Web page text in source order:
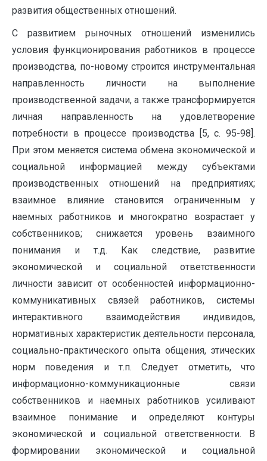
развития общественных отношений.
С развитием рыночных отношений изменились
условия функционирования работников в процессе
производства, по-новому строится инструментальная
направленность личности на выполнение
производственной задачи, а также трансформируется
личная направленность на удовлетворение
потребности в процессе производства [5, с. 95-98].
При этом меняется система обмена экономической и
социальной информацией между субъектами
производственных отношений на предприятиях;
взаимное влияние становится ограниченным у
наемных работников и многократно возрастает у
собственников; снижается уровень взаимного
понимания и т.д. Как следствие, развитие
экономической и социальной ответственности
личности зависит от особенностей информационно-
коммуникативных связей работников, системы
интерактивного взаимодействия индивидов,
нормативных характеристик деятельности персонала,
социально-практического опыта общения, этических
норм поведения и т.п. Следует отметить, что
информационно-коммуникационные связи
собственников и наемных работников усиливают
взаимное понимание и определяют контуры
экономической и социальной ответственности. В
формировании экономической и социальной